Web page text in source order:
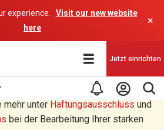
experience.
Visit our new website
here
×
Jetzt einrichten
Übersetzung durch ein AI-
mehr unter Haftungsausschluss und
bei der Bearbeitung Ihrer starken